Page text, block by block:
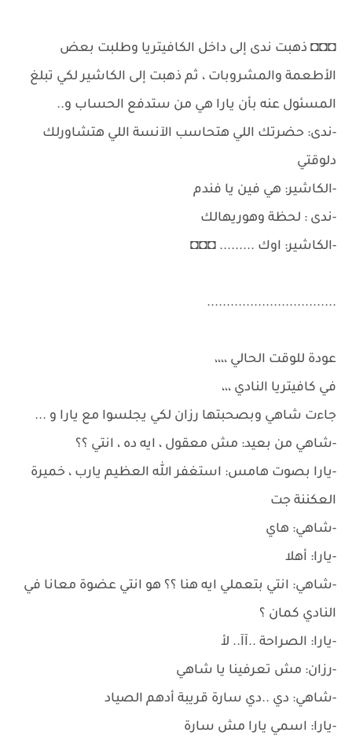
◘◘◘ ذهبت ندى إلى داخل الكافيتريا وطلبت بعض
الأطعمة والمشروبات ، ثم ذهبت إلى الكاشير لكي تبلغ
المسئول عنه بأن يارا هي من ستدفع الحساب و..
-ندى: حضرتك اللي هتحاسب الآنسة اللي هتشاورلك
دلوقتي
-الكاشير: هي فين يا فندم
-ندى : لحظة وهوريهالك
-الكاشير: اوك ......... ◘◘◘
.................................
عودة للوقت الحالي ،،،،
في كافيتريا النادي ،،،
جاءت شاهي وبصحبتها رزان لكي يجلسوا مع يارا و ...
-شاهي من بعيد: مش معقول ، ايه ده ، انتي ؟؟
-يارا بصوت هامس: استغفر الله العظيم يارب ، خميرة
العكننة جت
-شاهي: هاي
-يارا: أهلا
-شاهي: انتي بتعملي ايه هنا ؟؟ هو انتي عضوة معانا في
النادي كمان ؟
-يارا: الصراحة ..آآ.. لأ
-رزان: مش تعرفينا يا شاهي
-شاهي: دي ..دي سارة قريبة أدهم الصياد
-يارا: اسمي يارا مش سارة